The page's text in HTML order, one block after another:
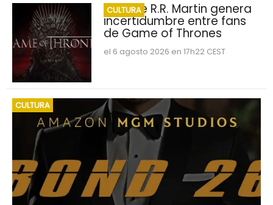
CULTURA
George R.R. Martin genera
incertidumbre entre fans
de Game of Thrones
el 6 agosto 2026 en 17h22 CEST
CULTURA